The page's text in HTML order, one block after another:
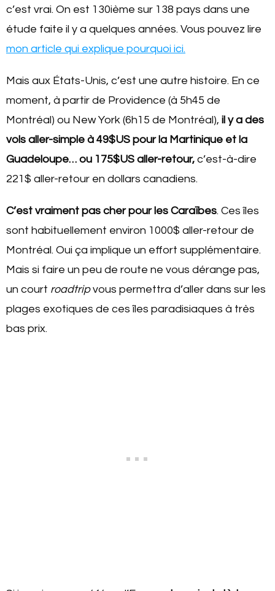
c’est vrai. On est 130ième sur 138 pays dans une
étude faite il y a quelques années. Vous pouvez lire
mon article qui explique pourquoi ici.
Mais aux États-Unis, c’est une autre histoire. En ce
moment, à partir de Providence (à 5h45 de
Montréal) ou New York (6h15 de Montréal), il y a des
vols aller-simple à 49$US pour la Martinique et la
Guadeloupe… ou 175$US aller-retour, c’est-à-dire
221$ aller-retour en dollars canadiens.
C’est vraiment pas cher pour les Caraïbes. Ces îles
sont habituellement environ 1000$ aller-retour de
Montréal. Oui ça implique un effort supplémentaire.
Mais si faire un peu de route ne vous dérange pas,
un court roadtripvous permettra d’aller dans sur les
plages exotiques de ces îles paradisiaques à très
bas prix.